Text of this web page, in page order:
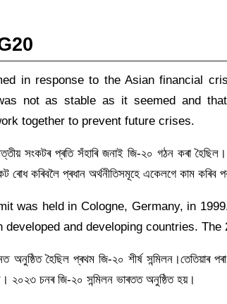
in response to the Asian financial
not as stable as it seemed and
together to prevent future crises.
সংকটৰ প্ৰতি সঁহাৰি জনাই জি-২০ গঠন কৰা হৈছিল।
ৰোধ কৰিবলৈ প্ৰধান অৰ্থনীতিসমূহে একেলগে কাম
was held in Cologne, Germany, in
developed and developing countries.
অনুষ্ঠিত হৈছিল প্ৰথম জি-২০ শীৰ্ষ
২০২৩ চনৰ জি-২০ সন্মিলন ভাৰতত অনুষ্ঠিত হয়।